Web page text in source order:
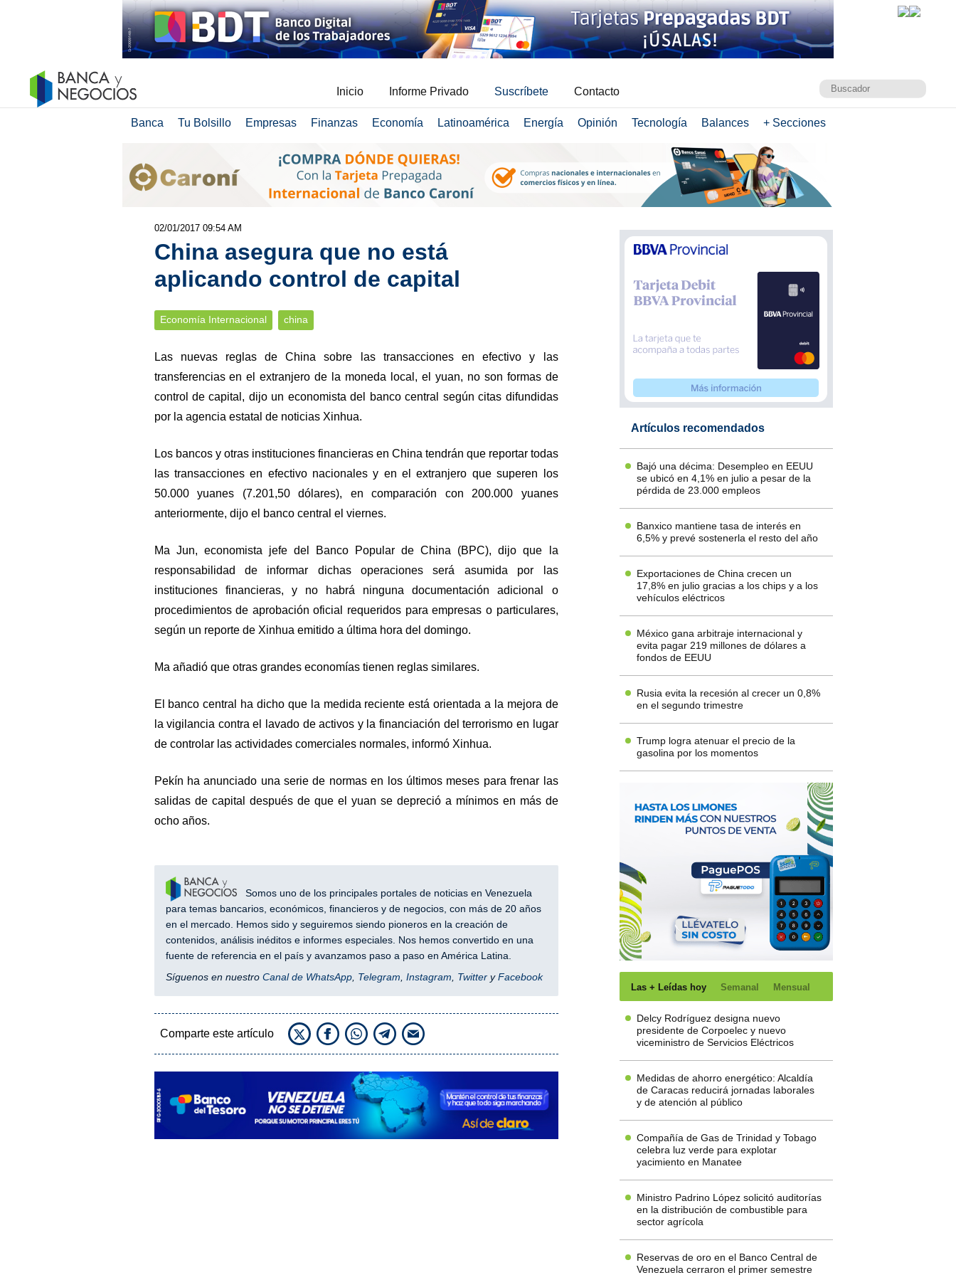
Inicio Informe Privado Suscríbete Contacto
Banca Tu Bolsillo Empresas Finanzas Economía Latinoamérica Energía Opinión Tecnología Balances + Secciones
02/01/2017 09:54 AM
China asegura que no está
aplicando control de capital
Economía Internacional china
Las nuevas reglas de China sobre las transacciones en efectivo y las
transferencias en el extranjero de la moneda local, el yuan, no son formas de
control de capital, dijo un economista del banco central según citas difundidas
por la agencia estatal de noticias Xinhua.
Los bancos y otras instituciones financieras en China tendrán que reportar todas
las transacciones en efectivo nacionales y en el extranjero que superen los
50.000 yuanes (7.201,50 dólares), en comparación con 200.000 yuanes
anteriormente, dijo el banco central el viernes.
Ma Jun, economista jefe del Banco Popular de China (BPC), dijo que la
responsabilidad de informar dichas operaciones será asumida por las
instituciones financieras, y no habrá ninguna documentación adicional o
procedimientos de aprobación oficial requeridos para empresas o particulares,
según un reporte de Xinhua emitido a última hora del domingo.
Ma añadió que otras grandes economías tienen reglas similares.
El banco central ha dicho que la medida reciente está orientada a la mejora de
la vigilancia contra el lavado de activos y la financiación del terrorismo en lugar
de controlar las actividades comerciales normales, informó Xinhua.
Pekín ha anunciado una serie de normas en los últimos meses para frenar las
salidas de capital después de que el yuan se depreció a mínimos en más de
ocho años.
Somos uno de los principales portales de noticias en Venezuela
para temas bancarios, económicos, financieros y de negocios, con más de 20 años
en el mercado. Hemos sido y seguiremos siendo pioneros en la creación de
contenidos, análisis inéditos e informes especiales. Nos hemos convertido en una
fuente de referencia en el país y avanzamos paso a paso en América Latina.
Síguenos en nuestro Canal de WhatsApp, Telegram, Instagram, TwitteryFacebook
Comparte este artículo
Artículos recomendados
Bajó una décima: Desempleo en EEUU
se ubicó en 4,1% en julio a pesar de la
pérdida de 23.000 empleos
Banxico mantiene tasa de interés en
6,5% y prevé sostenerla el resto del año
Exportaciones de China crecen un
17,8% en julio gracias a los chips y a los
vehículos eléctricos
México gana arbitraje internacional y
evita pagar 219 millones de dólares a
fondos de EEUU
Rusia evita la recesión al crecer un 0,8%
en el segundo trimestre
Trump logra atenuar el precio de la
gasolina por los momentos
Las + Leídas hoy Semanal Mensual
Delcy Rodríguez designa nuevo
presidente de Corpoelec y nuevo
viceministro de Servicios Eléctricos
Medidas de ahorro energético: Alcaldía
de Caracas reducirá jornadas laborales
y de atención al público
Compañía de Gas de Trinidad y Tobago
celebra luz verde para explotar
yacimiento en Manatee
Ministro Padrino López solicitó auditorías
en la distribución de combustible para
sector agrícola
Reservas de oro en el Banco Central de
Venezuela cerraron el primer semestre